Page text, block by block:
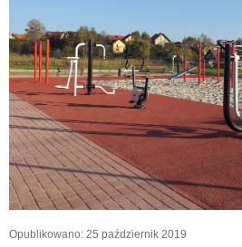
Opublikowano: 25 październik 2019